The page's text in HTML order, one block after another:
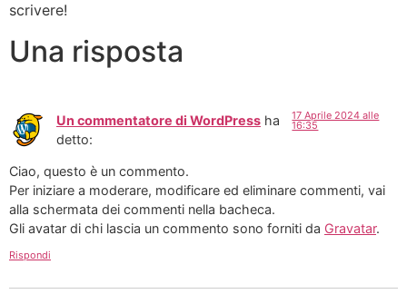
scrivere!
Una risposta
Un commentatore di WordPress ha
detto:
17 Aprile 2024 alle
16:35
Ciao, questo è un commento.
Per iniziare a moderare, modificare ed eliminare commenti, vai
alla schermata dei commenti nella bacheca.
Gli avatar di chi lascia un commento sono forniti da Gravatar.
Rispondi